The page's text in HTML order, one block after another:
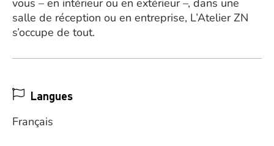
vous – en intérieur ou en extérieur –, dans une
salle de réception ou en entreprise, L’Atelier ZN
s’occupe de tout.
Langues
Français